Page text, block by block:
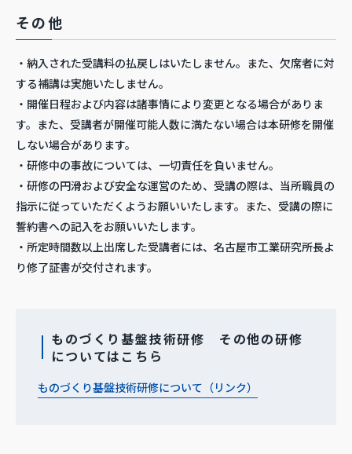
その他
・納入された受講料の払戻しはいたしません。また、欠席者に対
する補講は実施いたしません。
・開催日程および内容は諸事情により変更となる場合がありま
す。また、受講者が開催可能人数に満たない場合は本研修を開催
しない場合があります。
・研修中の事故については、一切責任を負いません。
・研修の円滑および安全な運営のため、受講の際は、当所職員の
指示に従っていただくようお願いいたします。また、受講の際に
誓約書への記入をお願いいたします。
・所定時間数以上出席した受講者には、名古屋市工業研究所長よ
り修了証書が交付されます。
ものづくり基盤技術研修 その他の研修
についてはこちら
ものづくり基盤技術研修について（リンク）